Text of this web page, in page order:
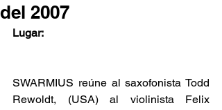
del 2007
Lugar:
SWARMIUS reúne al saxofonista Todd
Rewoldt, (USA) al violinista Felix